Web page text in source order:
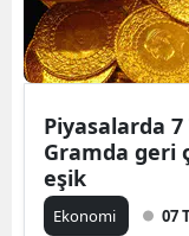
Piyasalarda
Gramda geri
eşik
Ekonomi 07